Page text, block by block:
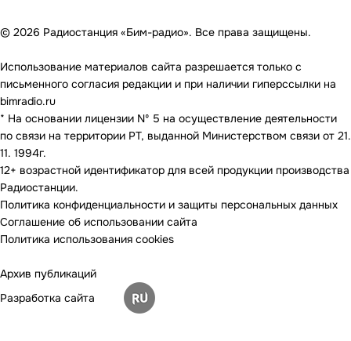
© 2026 Радиостанция «Бим-радио». Все права защищены.
Использование материалов сайта разрешается только с
письменного согласия редакции и при наличии гиперссылки на
bimradio.ru
* На основании лицензии Nº 5 на осуществление деятельности
по связи на территории РТ, выданной Министерством связи от 21.
11. 1994г.
12+ возрастной идентификатор для всей продукции производства
Радиостанции.
Политика конфиденциальности и защиты персональных данных
Соглашение об использовании сайта
Политика использования cookies
Архив публикаций
Разработка сайта